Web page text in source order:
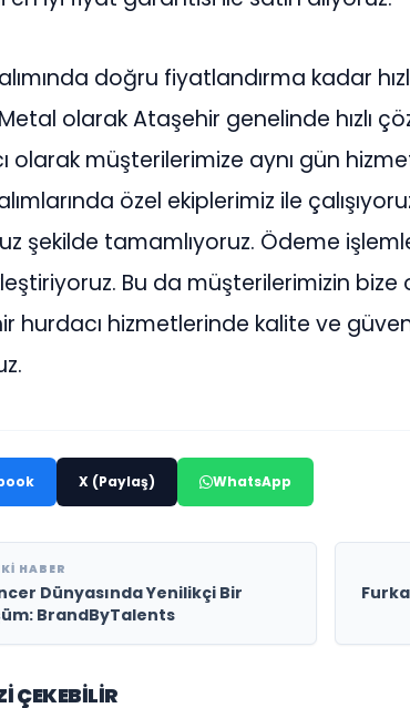
doğru fiyatlandırma kadar
olarak Ataşehir genelinde hızlı
olarak müşterilerimize aynı gün
özel ekiplerimiz ile
şekilde tamamlıyoruz. Ödeme
Bu da müşterilerimizin bize
hurdacı hizmetlerinde kalite ve
X (Paylaş) WhatsApp
HABER
Dünyasında Yenilikçi Bir
BrandByTalents
ÇEKEBILIR